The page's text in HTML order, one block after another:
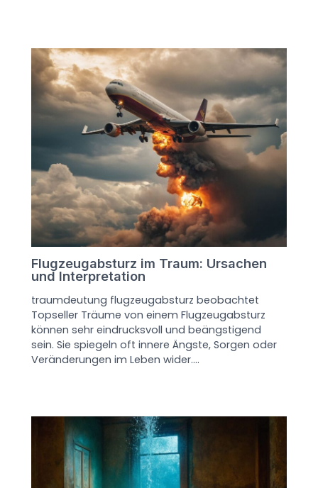
Flugzeugabsturz im Traum: Ursachen
und Interpretation
traumdeutung flugzeugabsturz beobachtet
Topseller Träume von einem Flugzeugabsturz
können sehr eindrucksvoll und beängstigend
sein. Sie spiegeln oft innere Ängste, Sorgen oder
Veränderungen im Leben wider.…